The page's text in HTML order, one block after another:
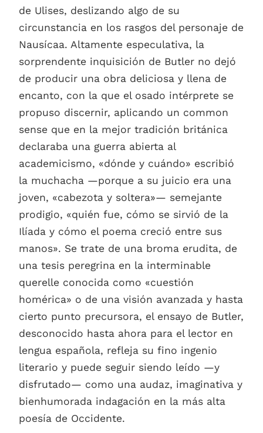
de Ulises, deslizando algo de su
circunstancia en los rasgos del personaje de
Nausícaa. Altamente especulativa, la
sorprendente inquisición de Butler no dejó
de producir una obra deliciosa y llena de
encanto, con la que el osado intérprete se
propuso discernir, aplicando un common
sense que en la mejor tradición británica
declaraba una guerra abierta al
academicismo, «dónde y cuándo» escribió
la muchacha —porque a su juicio era una
joven, «cabezota y soltera»— semejante
prodigio, «quién fue, cómo se sirvió de la
Ilíada y cómo el poema creció entre sus
manos». Se trate de una broma erudita, de
una tesis peregrina en la interminable
querelle conocida como «cuestión
homérica» o de una visión avanzada y hasta
cierto punto precursora, el ensayo de Butler,
desconocido hasta ahora para el lector en
lengua española, refleja su fino ingenio
literario y puede seguir siendo leído —y
disfrutado— como una audaz, imaginativa y
bienhumorada indagación en la más alta
poesía de Occidente.